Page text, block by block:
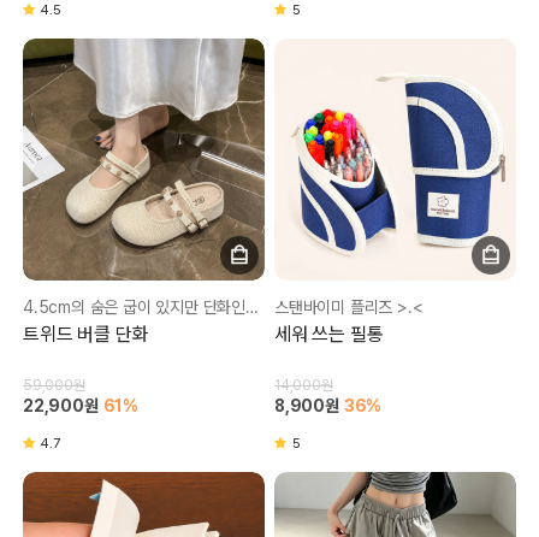
4.5 5
4.5cm의 숨은 굽이 있지만 단화인척하는 아주 이쁜 신발
트위드 버클 단화
59,000원
22,900원 61%
4.7
스탠바이미 플리즈 >.<
세워 쓰는 필통
14,000원
8,900원 36%
5